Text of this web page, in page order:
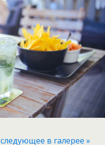
следующее в галерее »